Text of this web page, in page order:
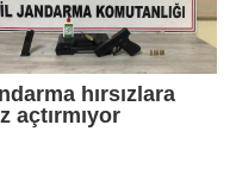
hırsızlara
açtırmıyor